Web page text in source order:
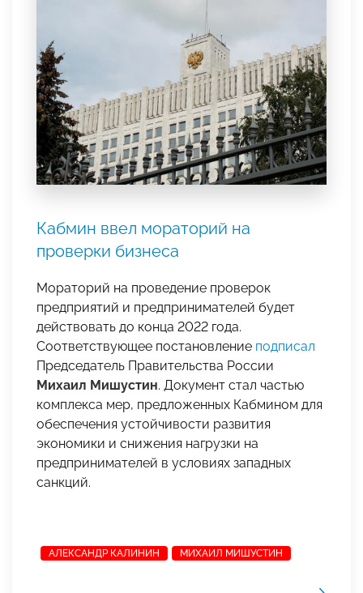
Кабмин ввел мораторий на
проверки бизнеса
Мораторий на проведение проверок
предприятий и предпринимателей будет
действовать до конца 2022 года.
Соответствующее постановление подписал
Председатель Правительства России
Михаил Мишустин. Документ стал частью
комплекса мер, предложенных Кабмином для
обеспечения устойчивости развития
экономики и снижения нагрузки на
предпринимателей в условиях западных
санкций.
АЛЕКСАНДР КАЛИНИН МИХАИЛ МИШУСТИН